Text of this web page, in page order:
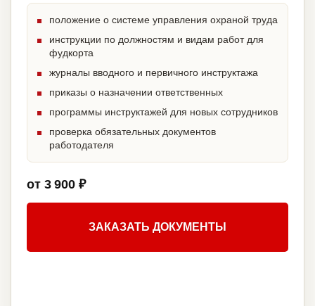
положение о системе управления охраной труда
инструкции по должностям и видам работ для
фудкорта
журналы вводного и первичного инструктажа
приказы о назначении ответственных
программы инструктажей для новых сотрудников
проверка обязательных документов
работодателя
от 3 900 ₽
ЗАКАЗАТЬ ДОКУМЕНТЫ